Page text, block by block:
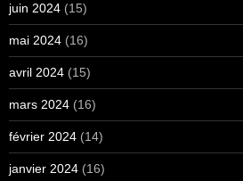
juin 2024 (15)
mai 2024 (16)
avril 2024 (15)
mars 2024 (16)
février 2024 (14)
janvier 2024 (16)